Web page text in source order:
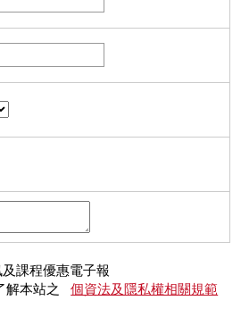
課程優惠電子報
解本站之
個資法及隱私權相關規範